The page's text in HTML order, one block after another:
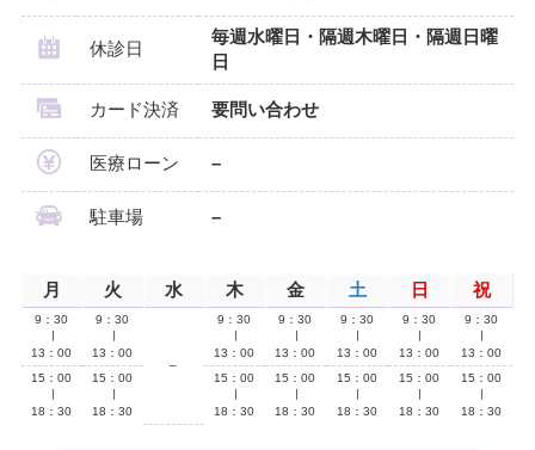
休診日
毎週水曜日・隔週木曜日・隔週日曜
日
カード決済 要問い合わせ
医療ローン –
駐車場 –
月 火 水 木 金 土 日 祝
9：30
13：00
9：30
13：00
–
9：30
13：00
9：30
13：00
9：30
13：00
9：30
13：00
9：30
13：00
15：00
18：30
15：00
18：30
15：00
18：30
15：00
18：30
15：00
18：30
15：00
18：30
15：00
18：30